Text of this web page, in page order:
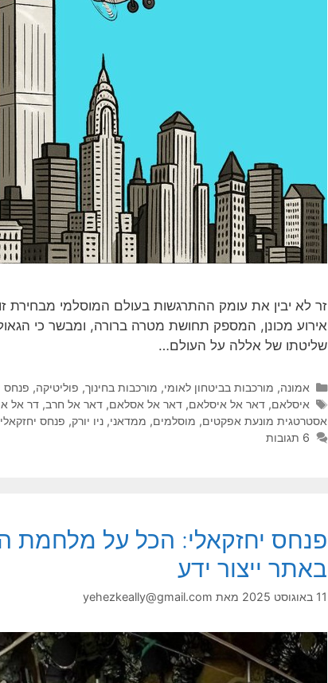
זר לא יבין את עומק ההתרגשות בעולם המוסלמי מבחירת
אירוע מכונן, המספק תחושת מטרה ברורה, ומבשר כי
שליטתו של אללה על העולם…
קטגוריות
אמונה, מורכבות בביטחון לאומי, מורכבות בחינוך, פוליטיקה, פנחס
תגיות
איסלאם, דאר אל איסלאם, דאר אל אסלאם, דאר אל חרב, דר אל
אסטרטגית מונעת אפקטים, מוסלמים, ממדאני, ניו יורק, פנחס יחזקאלי
6 תגובות
פנחס יחזקאלי: הכל על מלחמת
באתר ייצור ידע
11 באוגוסט 2025 מאת yehezkeally@gmail.com